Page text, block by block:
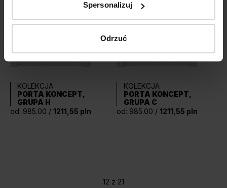
Spersonalizuj
Odrzuć
KOLEKCJA
PORTA KONCEPT,
GRUPA H
od: 985.00 / 1211,55 pln
KOLEKCJA
PORTA KONCEPT,
GRUPA C
od: 985.00 / 1211,55 pln
12 z 21